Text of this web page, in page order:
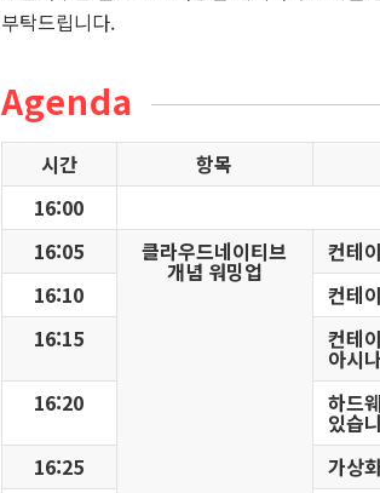
부탁드립니다.
Agenda
시간 항목
16:00
16:05
클라우드네이티브
개념 워밍업
컨테
16:10
컨테
16:15
컨테
아시
16:20 하드
있습
16:25 가상